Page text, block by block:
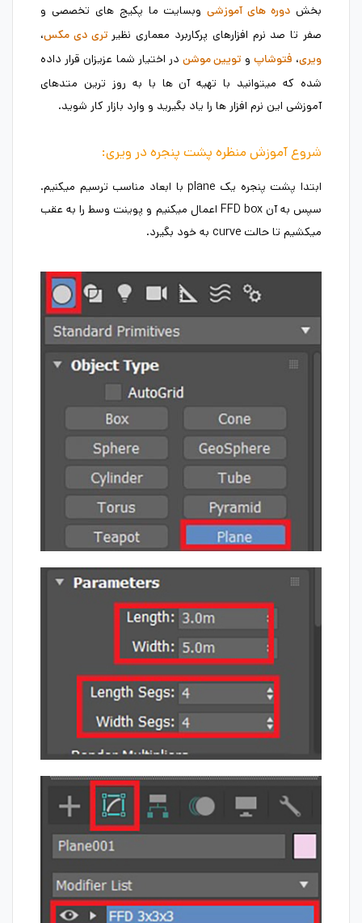
بخش دوره های آموزشیوبسایت ما پکیج های تخصصی و
صفر تا صد نرم افزارهای پرکاربرد معماری نظیرتری دی مکس،
ویری، فتوشاپ و تویین موشندر اختیار شما عزیزان قرار داده
شده که میتوانید با تهیه آن ها با به روز ترین متدهای
آموزشی این نرم افزار ها را یاد بگیرید و وارد بازار کار شوید.
شروع آموزش منظره پشت پنجره در ویری:
ابتدا پشت پنجره یک plane با ابعاد مناسب ترسیم میکنیم.
سپس به آن FFD box اعمال میکنیم و پوینت وسط را به عقب
میکشیم تا حالت curve به خود بگیرد.